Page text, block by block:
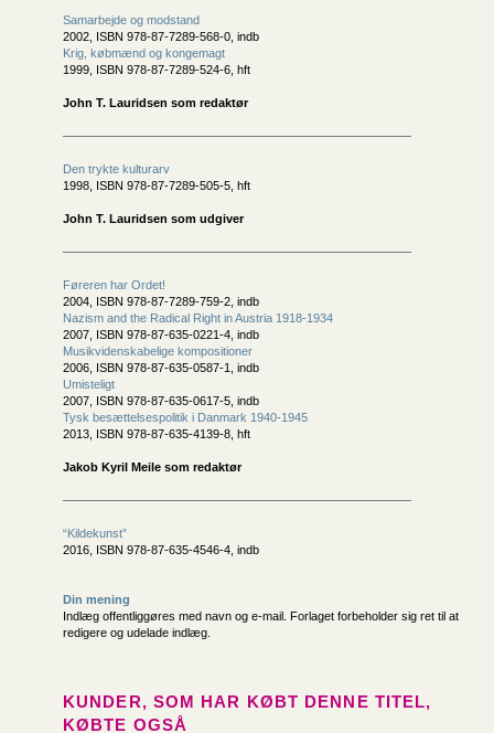
Samarbejde og modstand
2002, ISBN 978-87-7289-568-0, indb
Krig, købmænd og kongemagt
1999, ISBN 978-87-7289-524-6, hft
John T. Lauridsen som redaktør
Den trykte kulturarv
1998, ISBN 978-87-7289-505-5, hft
John T. Lauridsen som udgiver
Føreren har Ordet!
2004, ISBN 978-87-7289-759-2, indb
Nazism and the Radical Right in Austria 1918-1934
2007, ISBN 978-87-635-0221-4, indb
Musikvidenskabelige kompositioner
2006, ISBN 978-87-635-0587-1, indb
Umisteligt
2007, ISBN 978-87-635-0617-5, indb
Tysk besættelsespolitik i Danmark 1940-1945
2013, ISBN 978-87-635-4139-8, hft
Jakob Kyril Meile som redaktør
“Kildekunst”
2016, ISBN 978-87-635-4546-4, indb
Din mening
Indlæg offentliggøres med navn og e-mail. Forlaget forbeholder sig ret til at
redigere og udelade indlæg.
KUNDER, SOM HAR KØBT DENNE TITEL,
KØBTE OGSÅ